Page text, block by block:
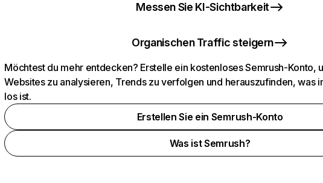
Messen Sie KI-Sichtbarkeit
Organischen Traffic steigern
Möchtest du mehr entdecken? Erstelle ein kostenloses Semrush-Konto,
Websites zu analysieren, Trends zu verfolgen und herauszufinden, was
los ist.
Erstellen Sie ein Semrush-Konto
Was ist Semrush?